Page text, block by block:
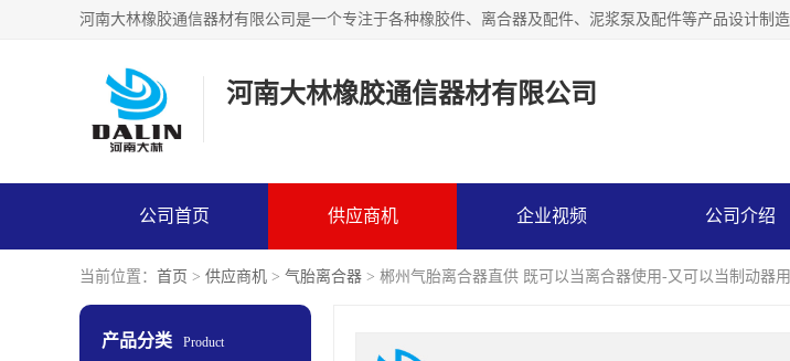
河南大林橡胶通信器材有限公司
公司首页 供应商机 企业视频 公司介绍
当前位置： 首页 > 供应商机 > 气胎离合器 > 郴州气胎离合器直供 既可以当离合器使用-又可以当制动器用
产品分类 Product